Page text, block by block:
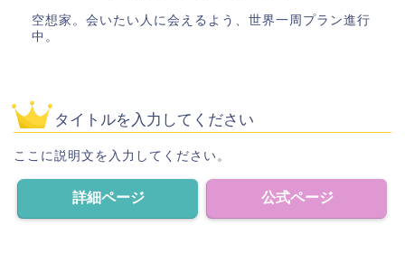
空想家。会いたい人に会えるよう、世界一周プラン進行
中。
タイトルを入力してください
ここに説明文を入力してください。
詳細ページ 公式ページ